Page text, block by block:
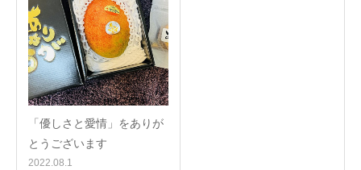
「優しさと愛情」をありが
とうございます
2022.08.1